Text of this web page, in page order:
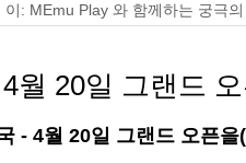
이: MEmu Play 와 함께하는 궁극의
이밍 가이드
월 20일 그랜드
- 4월 20일 그랜드 오픈